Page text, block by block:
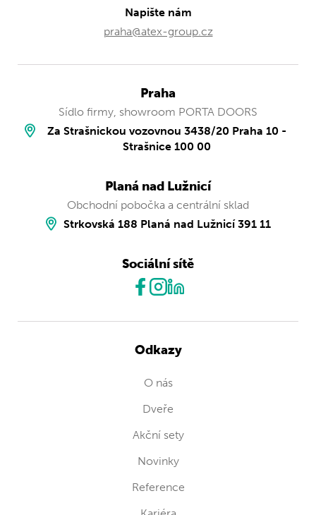
Napište nám
praha@atex-group.cz
Praha
Sídlo firmy, showroom PORTA DOORS
Za Strašnickou vozovnou 3438/20 Praha 10 -
Strašnice 100 00
Planá nad Lužnicí
Obchodní pobočka a centrální sklad
Strkovská 188 Planá nad Lužnicí 391 11
Sociální sítě
Odkazy
O nás
Dveře
Akční sety
Novinky
Reference